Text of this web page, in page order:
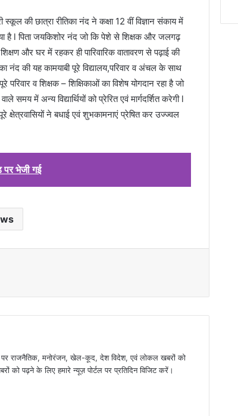
स्कूल की छात्रा रीतिका नंद ने कक्षा 12 वीं विज्ञान संकाय में
है l पिता जयकिशोर नंद जो कि पेशे से शिक्षक और जलगढ़
और घर में रहकर ही पारिवारिक वातावरण से पढ़ाई की
नंद की यह कामयाबी पूरे विद्यालय,परिवार व अंचल के साथ
व शिक्षक – शिक्षिकाओं का विशेष योगदान रहा है जो
में अन्य विद्यार्थियों को प्रेरित एवं मार्गदर्शित करेगी l
ने बधाई एवं शुभकामनाएं प्रेषित कर उज्ज्वल
पर भेजी गई
पर राजनैतिक, मनोरंजन, खेल-कूद, देश विदेश, एवं लोकल खबरों को
को पढ़ने के लिए हमारे न्यूज़ पोर्टल पर प्रतिदिन विजिट करें।